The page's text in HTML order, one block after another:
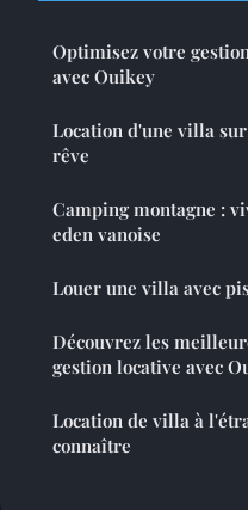
Optimisez votre
avec Ouikey
Location d'une villa
rêve
Camping montagne :
eden vanoise
Louer une villa avec
Découvrez les
gestion locative avec
Location de villa à
connaître